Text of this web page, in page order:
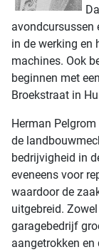
avondcursussen
in de werking en
machines. Ook
beginnen met
Broekstraat in
Herman
de
bedrijvigheid in
eveneens voor
waardoor de
uitgebreid.
garagebedrijf
aangetrokken